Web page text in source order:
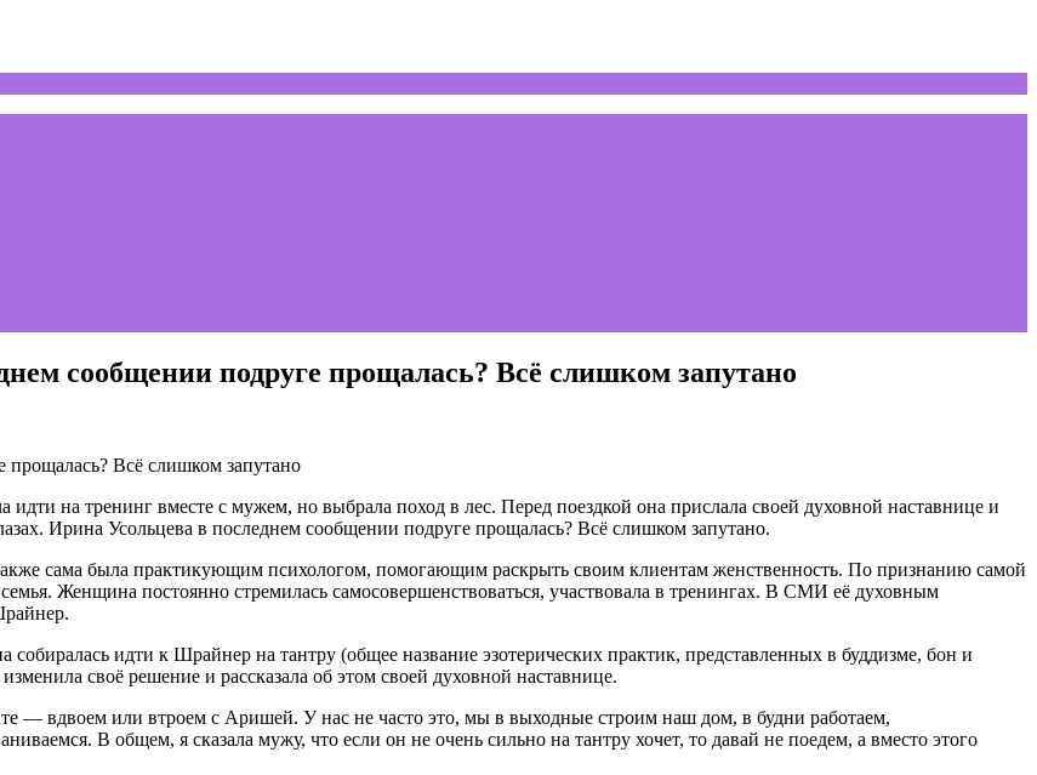
сообщении подруге прощалась? Всё слишком запутано
на тренинг вместе с мужем, но выбрала поход в лес. Перед поездкой она прислала своей духовной наставнице и
Ирина Усольцева в последнем сообщении подруге прощалась? Всё слишком запутано.
сама была практикующим психологом, помогающим раскрыть своим клиентам женственность. По признанию самой
Женщина постоянно стремилась самосовершенствоваться, участвовала в тренингах. В СМИ её духовным
идти к Шрайнер на тантру (общее название эзотерических практик, представленных в буддизме, бон и
своё решение и рассказала об этом своей духовной наставнице.
— вдвоем или втроем с Аришей. У нас не часто это, мы в выходные строим наш дом, в будни работаем,
В общем, я сказала мужу, что если он не очень сильно на тантру хочет, то давай не поедем, а вместо этого